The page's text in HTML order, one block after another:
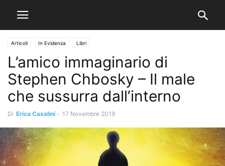
Articoli In Evidenza Libri
L’amico immaginario di
Stephen Chbosky – Il male
che sussurra dall’interno
Di Erica Casalini - 17 Novembre 2019